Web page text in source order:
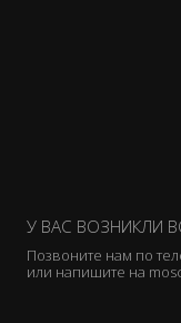
У ВАС ВОЗНИКЛИ
Позвоните нам по
или напишите на